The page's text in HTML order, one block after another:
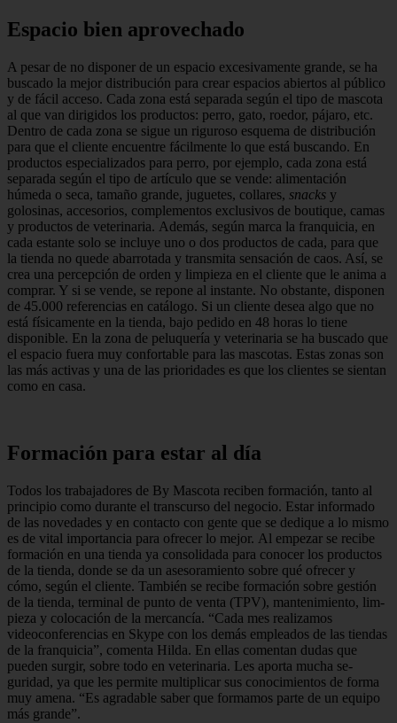
Espacio bien aprovechado
A pesar de no disponer de un espa­cio excesivamente grande, se ha
bus­cado la mejor distribución para crear espacios abiertos al público
y de fácil acceso. Cada zona está separada según el tipo de mascota
al que van dirigidos los productos: perro, gato, roedor, pá­jaro, etc.
Dentro de cada zona se sigue un riguroso esquema de distribución
para que el cliente encuentre fácilmen­te lo que está buscando. En
productos especializados para pe­rro, por ejemplo, cada zona está
sepa­rada según el tipo de artículo que se vende: alimentación
húmeda o seca, ta­maño grande, juguetes, collares, snacks y
golosinas, accesorios, complementos exclusivos de boutique, camas
y pro­ductos de veterinaria. Además, según marca la franquicia, en
cada estante solo se incluye uno o dos productos de cada, para que
la tienda no quede abarrotada y transmi­ta sensación de caos. Así, se
crea una percepción de orden y limpieza en el cliente que le anima a
comprar. Y si se vende, se repone al instante. No obs­tante, disponen
de 45.000 referencias en catálogo. Si un cliente desea algo que no
está físicamente en la tienda, bajo pedido en 48 horas lo tiene
disponible. En la zona de peluquería y veterina­ria se ha buscado que
el espacio fue­ra muy confortable para las mascotas. Estas zonas son
las más activas y una de las prioridades es que los clientes se sientan
como en casa.
Formación para estar al día
Todos los trabajadores de By Masco­ta reciben formación, tanto al
principio como durante el transcurso del nego­cio. Estar informado
de las novedades y en contacto con gente que se dedique a lo mismo
es de vital importancia para ofrecer lo mejor. Al empezar se recibe
formación en una tienda ya consolidada para conocer los productos
de la tienda, donde se da un asesoramiento sobre qué ofrecer y
cómo, según el cliente. También se recibe formación sobre gestión
de la tienda, terminal de punto de venta (TPV), mantenimiento, lim­
pieza y colocación de la mercancía. “Cada mes realizamos
videoconfe­rencias en Skype con los demás em­pleados de las tiendas
de la franqui­cia”, comenta Hilda. En ellas comentan dudas que
pueden surgir, sobre todo en veterinaria. Les aporta mucha se­
guridad, ya que les permite multiplicar sus conocimientos de forma
muy ame­na. “Es agradable saber que formamos parte de un equipo
más grande”.